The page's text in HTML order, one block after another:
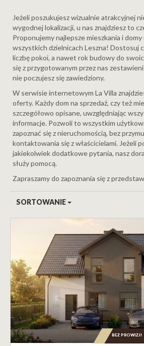
Jeżeli poszukujesz wizualnie atrakcyjnej
wygodnej lokalizacji, u nas znajdziesz to
Proponujemy najlepsze mieszkania i
wszystkich dzielnicach Leszna! Dostosuj
liczbę pokoi, a nawet rok budowy do
się z przygotowanym przez nas
nie poczujesz się zawiedziony.
W serwisie internetowym La Villa
oferty. Każdy dom na sprzedaż, czy też
szczegółowo opisane, uwzględniając
informacje. Pozwoli to wszystkim
zapoznać się z nieruchomością, bez
kontaktowania się z właścicielami. Jeżeli
jakiekolwiek dodatkowe pytania, nasz
służy pomocą.
Zapraszamy do zapoznania się z
SORTOWANIE
BEZ PROWIZJI